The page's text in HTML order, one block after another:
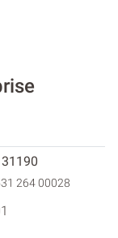
31190
264 00028